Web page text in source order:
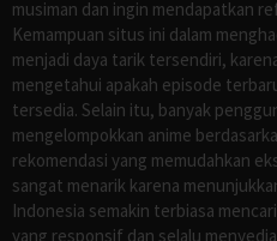
musiman dan ingin mendapatkan
Kemampuan situs ini dalam
menjadi daya tarik tersendiri,
mengetahui apakah episode
tersedia. Selain itu, banyak
mengelompokkan anime
rekomendasi yang memudahkan
sangat menarik karena
Indonesia semakin terbiasa
yang responsif dan selalu